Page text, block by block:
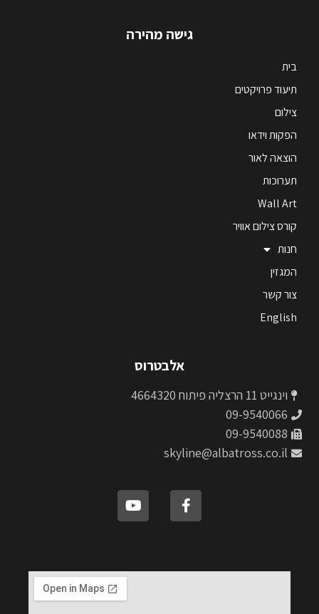
גישה מהירה
בית
תיעוד פרויקטים
צילום
הפקות וידאו
הוצאה לאור
תערוכות
Wall Art
קורס צילום אוויר
חנות
המגזין
צור קשר
English
אלבטרוס
וינגייט 11 הרצליה פיתוח 4664320
09-9540066
09-9540088
skyline@albatross.co.il